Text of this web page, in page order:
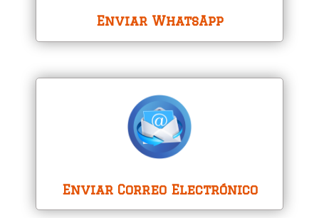
Enviar WhatsApp
Enviar Correo Electrónico